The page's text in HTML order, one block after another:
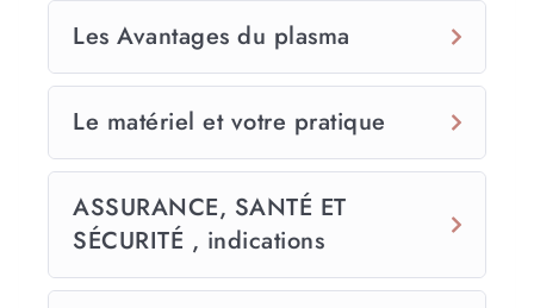
Les Avantages du plasma
Le matériel et votre pratique
ASSURANCE, SANTÉ ET
SÉCURITÉ , indications